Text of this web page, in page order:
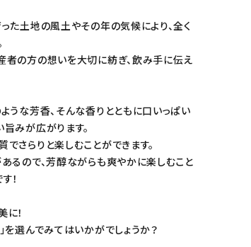
た土地の風土やその年の気候により、全く
者の方の想いを大切に紡ぎ、飲み手に伝え
うな芳香、そんな香りとともに口いっぱい
みが広がります。
さらりと楽しむことができます。
るので、芳醇ながらも爽やかに楽しむこと
！
！
選んでみてはいかがでしょうか？